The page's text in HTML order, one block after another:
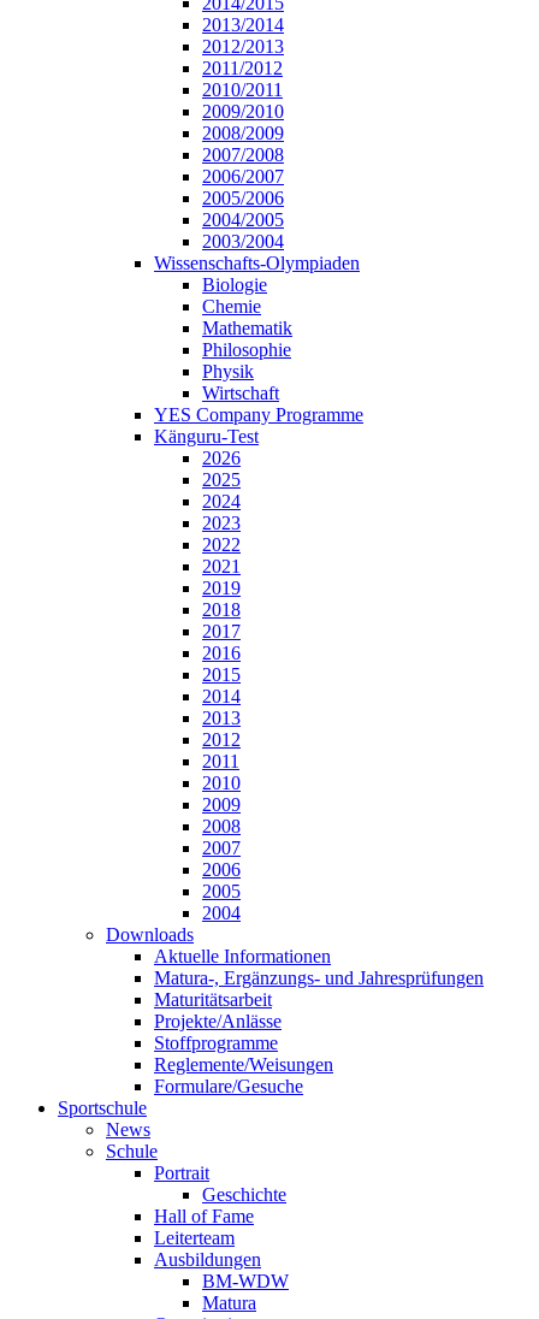
2013/2014
2012/2013
2011/2012
2010/2011
2009/2010
2008/2009
2007/2008
2006/2007
2005/2006
2004/2005
2003/2004
Wissenschafts-Olympiaden
Biologie
Chemie
Mathematik
Philosophie
Physik
Wirtschaft
YES Company Programme
Känguru-Test
2026
2025
2024
2023
2022
2021
2019
2018
2017
2016
2015
2014
2013
2012
2011
2010
2009
2008
2007
2006
2005
2004
Downloads
Aktuelle Informationen
Matura-, Ergänzungs- und Jahresprüfungen
Maturitätsarbeit
Projekte/Anlässe
Stoffprogramme
Reglemente/Weisungen
Formulare/Gesuche
Sportschule
News
Schule
Portrait
Geschichte
Hall of Fame
Leiterteam
Ausbildungen
BM-WDW
Matura